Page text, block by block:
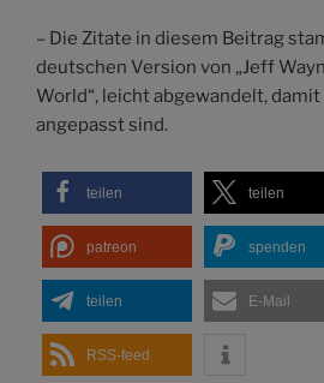
– Die Zitate in diesem Beitrag
deutschen Version von „Jeff
World“, leicht abgewandelt,
angepasst sind.
teilen teilen
patreon spenden
teilen E-Mail
RSS-feed